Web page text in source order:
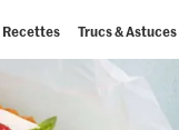
Recettes Trucs & Astuces